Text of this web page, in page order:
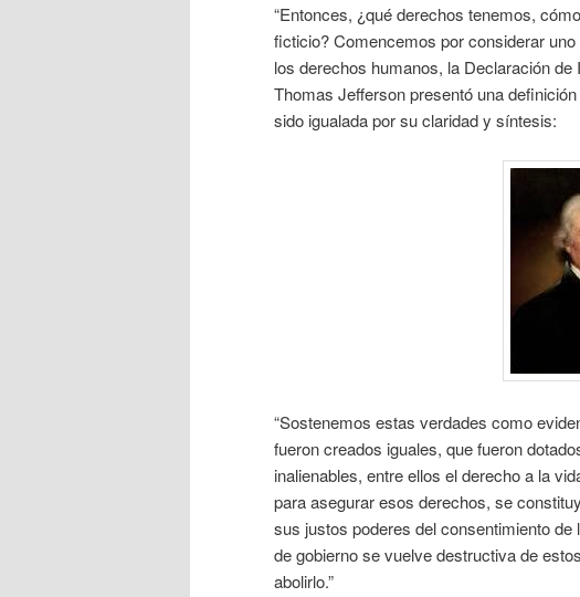
“Entonces, ¿qué derechos tenemos,
ficticio? Comencemos por considerar
los derechos humanos, la Declaración
Thomas Jefferson presentó una
sido igualada por su claridad y síntesis:
“Sostenemos estas verdades como
fueron creados iguales, que fueron
inalienables, entre ellos el derecho a la
para asegurar esos derechos, se
sus justos poderes del consentimiento
de gobierno se vuelve destructiva de
abolirlo.”